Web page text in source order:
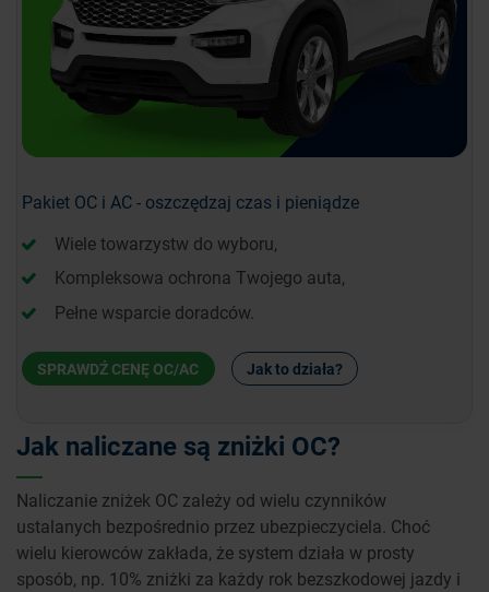
Pakiet OC i AC - oszczędzaj czas i pieniądze
Wiele towarzystw do wyboru,
Kompleksowa ochrona Twojego auta,
Pełne wsparcie doradców.
SPRAWDŹ CENĘ OC/AC Jak to działa?
Jak naliczane są zniżki OC?
Naliczanie zniżek OC zależy od wielu czynników
ustalanych bezpośrednio przez ubezpieczyciela. Choć
wielu kierowców zakłada, że system działa w prosty
sposób, np. 10% zniżki za każdy rok bezszkodowej jazdy i